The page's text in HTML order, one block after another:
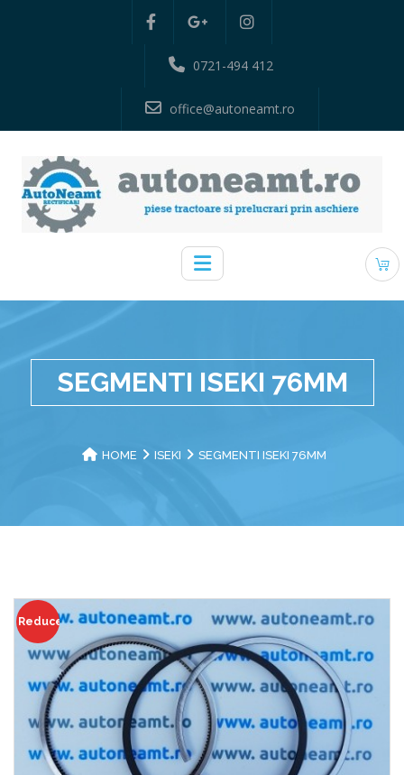
0721-494 412
office@autoneamt.ro
SEGMENTI ISEKI 76MM
HOME ISEKI SEGMENTI ISEKI 76MM
Reduceri!